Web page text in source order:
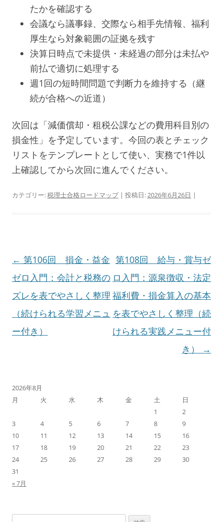
たかを確認する
会議なら議事録、交際なら相手先情報、福利
厚生なら対象範囲の証拠を残す
決算日時点で未提供・未経過の部分は未払や
前払で適切に処理する
週1回の短時間問題で判断力を維持する（継
続が合格への近道）
次回は「減価償却・租税公課などの費用科目別の
損金性」を予定しています。今回の表とチェック
リストをテンプレートとして使い、実務で1件以
上確認してから次回に進んでください。
カテゴリー:税理士合格ロードマップ| 投稿日:2026年6月26日 |
投
稿
ナ
ビ
ゲ
ョ
ン
← 第106回 損金・益金
ゼロ入門：会計と税務の
ズレを表でやさしく整理
（続けられる学習メニュ
ー付き）
第108回 給与・賞与ゼ
ロ入門：源泉徴収・法定
福利費・損金算入の基本
を表でやさしく整理（続
けられる実践メニュー付
き）
→
2026年8月
月
火 水 木 金 土
日
1
2
3
4 5 6 7 8
9
10
11 12 13 14 15
16
17
18 19 20 21 22
23
24
25 26 27 28 29
30
31
« 7月